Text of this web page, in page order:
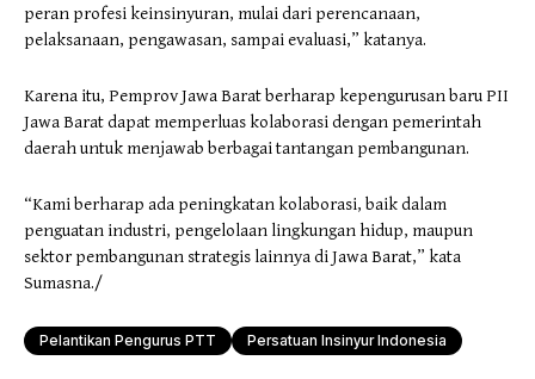
peran profesi keinsinyuran, mulai dari perencanaan,
pelaksanaan, pengawasan, sampai evaluasi,” katanya.
Karena itu, Pemprov Jawa Barat berharap kepengurusan baru PII
Jawa Barat dapat memperluas kolaborasi dengan pemerintah
daerah untuk menjawab berbagai tantangan pembangunan.
“Kami berharap ada peningkatan kolaborasi, baik dalam
penguatan industri, pengelolaan lingkungan hidup, maupun
sektor pembangunan strategis lainnya di Jawa Barat,” kata
Sumasna./
Pelantikan Pengurus PTT Persatuan Insinyur Indonesia